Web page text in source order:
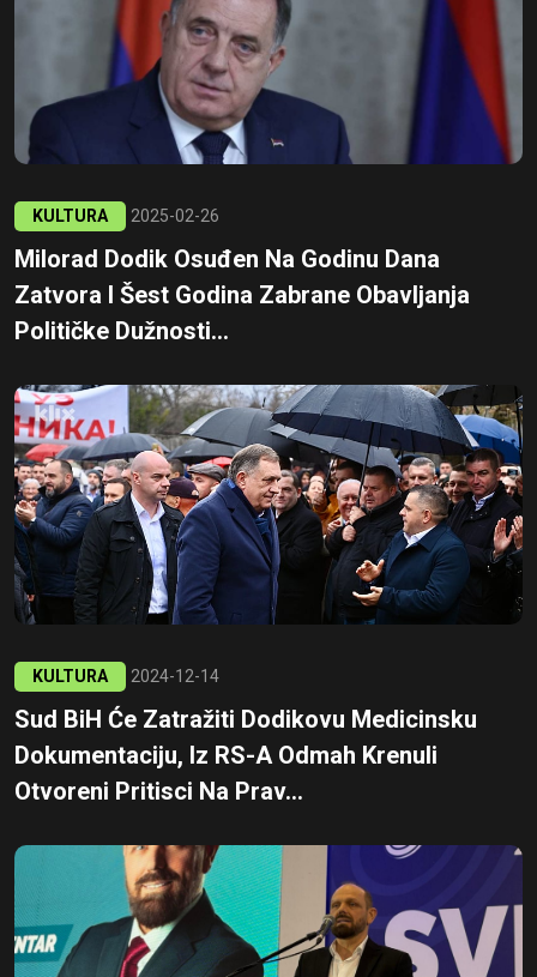
KULTURA 2025-02-26
Milorad Dodik Osuđen Na Godinu Dana
Zatvora I Šest Godina Zabrane Obavljanja
Političke Dužnosti...
KULTURA 2024-12-14
Sud BiH Će Zatražiti Dodikovu Medicinsku
Dokumentaciju, Iz RS-A Odmah Krenuli
Otvoreni Pritisci Na Prav...